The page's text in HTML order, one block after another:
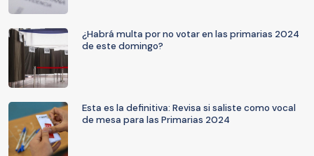
¿Habrá multa por no votar en las primarias 2024
de este domingo?
Esta es la definitiva: Revisa si saliste como vocal
de mesa para las Primarias 2024